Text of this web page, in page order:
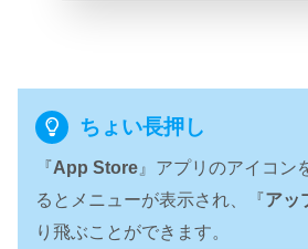
ちょい長押し
『App Store 』アプリのアイコン
るとメニューが表示され、『アッ
り飛ぶことができます。